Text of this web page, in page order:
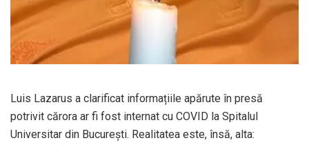
Luis Lazarus a clarificat informațiile apărute în presă
potrivit cărora ar fi fost internat cu COVID la Spitalul
Universitar din București. Realitatea este, însă, alta: